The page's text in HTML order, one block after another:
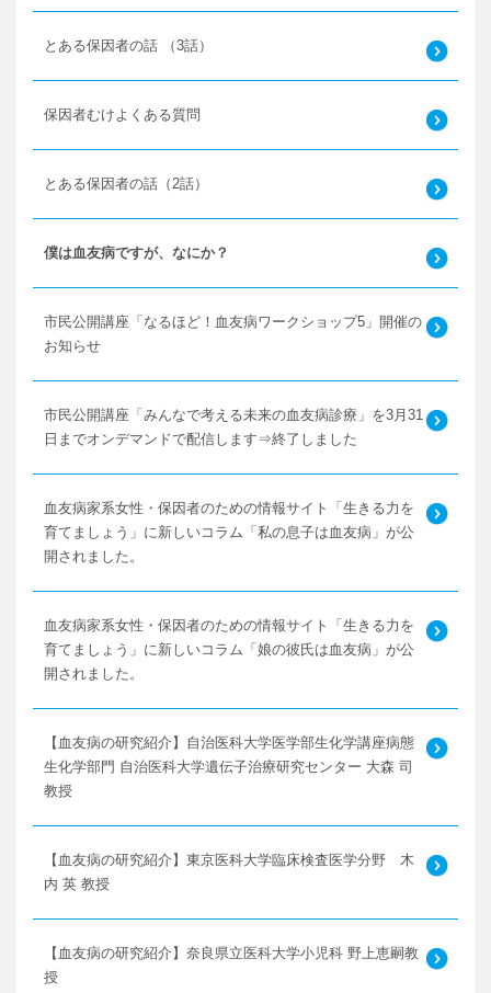
とある保因者の話 （3話）
保因者むけよくある質問
とある保因者の話（2話）
僕は血友病ですが、なにか？
市民公開講座「なるほど！血友病ワークショップ5」開催の
お知らせ
市民公開講座「みんなで考える未来の血友病診療」を3月31
日までオンデマンドで配信します⇒終了しました
血友病家系女性・保因者のための情報サイト「生きる力を
育てましょう」に新しいコラム「私の息子は血友病」が公
開されました。
血友病家系女性・保因者のための情報サイト「生きる力を
育てましょう」に新しいコラム「娘の彼氏は血友病」が公
開されました。
【血友病の研究紹介】自治医科大学医学部生化学講座病態
生化学部門 自治医科大学遺伝子治療研究センター 大森 司
教授
【血友病の研究紹介】東京医科大学臨床検査医学分野 木
内 英 教授
【血友病の研究紹介】奈良県立医科大学小児科 野上恵嗣教
授